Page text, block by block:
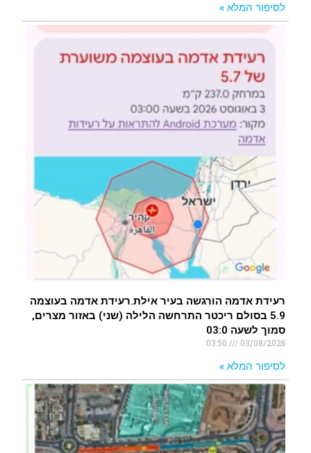
לסיפור המלא »
רעידת אדמה הורגשה בעיר אילת.רעידת אדמה בעוצמה
5.9 בסולם ריכטר התרחשה הלילה (שני) באזור מצרים,
סמוך לשעה 03:0
03/08/2026
לסיפור המלא »